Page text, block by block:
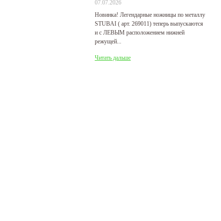
07.07.2026
Новинка! Легендарные ножницы по металлу
STUBAI ( арт. 269011) теперь выпускаются
и с ЛЕВЫМ расположением нижней
режущей...
Читать дальше